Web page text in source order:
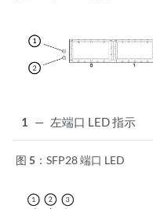
1 — 左端口 LED 指示
图 5： SFP28 端口 LED